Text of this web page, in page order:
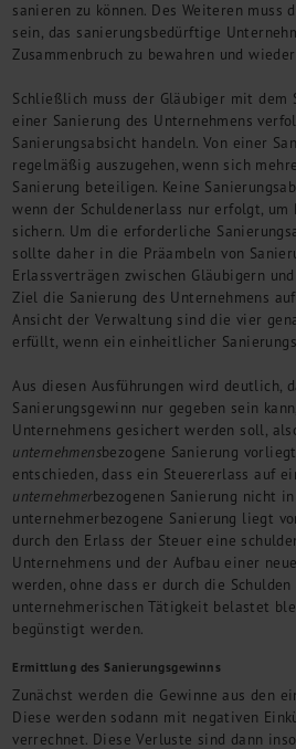
sanieren zu können. Des Weiteren muss
sein, das sanierungsbedürftige
Zusammenbruch zu bewahren und
Schließlich muss der Gläubiger mit dem
einer Sanierung des Unternehmens
Sanierungsabsicht handeln. Von einer
regelmäßig auszugehen, wenn sich
Sanierung beteiligen. Keine
wenn der Schuldenerlass nur erfolgt, um
sichern. Um die erforderliche
sollte daher in die Präambeln von
Erlassverträgen zwischen Gläubigern
Ziel die Sanierung des Unternehmens
Ansicht der Verwaltung sind die vier
erfüllt, wenn ein einheitlicher
Aus diesen Ausführungen wird deutlich,
Sanierungsgewinn nur gegeben sein
Unternehmens gesichert werden soll,
unternehmensbezogene Sanierung
entschieden, dass ein Steuererlass auf
unternehmerbezogenen Sanierung nicht
unternehmerbezogene Sanierung liegt
durch den Erlass der Steuer eine
Unternehmens und der Aufbau einer
werden, ohne dass er durch die
unternehmerischen Tätigkeit belastet
begünstigt werden.
Ermittlung des Sanierungsgewinns
Zunächst werden die Gewinne aus den
Diese werden sodann mit negativen
verrechnet. Diese Verluste sind dann